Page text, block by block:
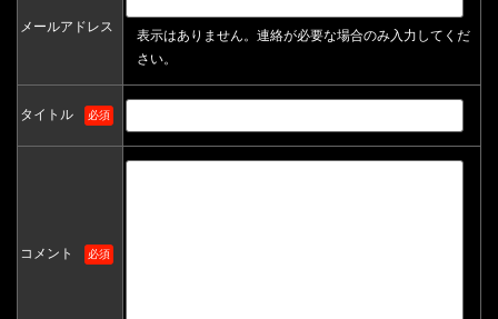
メールアドレス
表示はありません。連絡が必要な場合のみ入力してくだ
さい。
タイトル 必須
コメント 必須